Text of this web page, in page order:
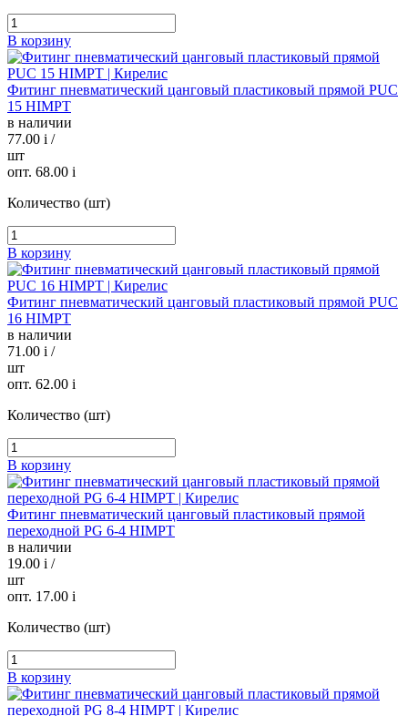
В корзину
Фитинг пневматический цанговый пластиковый прямой PUC
15 HIMPT
в наличии
77.00 i /
шт
опт. 68.00 i
Количество (шт)
В корзину
Фитинг пневматический цанговый пластиковый прямой PUC
16 HIMPT
в наличии
71.00 i /
шт
опт. 62.00 i
Количество (шт)
В корзину
Фитинг пневматический цанговый пластиковый прямой
переходной PG 6-4 HIMPT
в наличии
19.00 i /
шт
опт. 17.00 i
Количество (шт)
В корзину